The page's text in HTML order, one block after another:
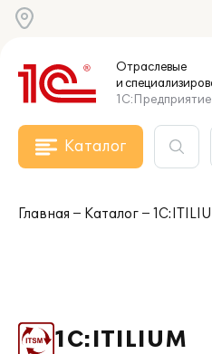
Отраслевые
и
1С:Предприятие
Каталог
Главная Каталог
1С:ITILIUM